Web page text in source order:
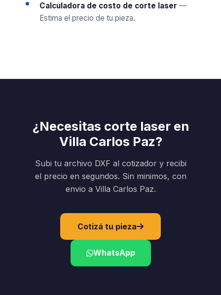
Calculadora de costo de corte laser —
Estima el precio de tu pieza.
¿Necesitas corte laser en
Villa Carlos Paz?
Subi tu archivo DXF al cotizador y recibi
el precio en segundos. Sin minimos, con
envio a Villa Carlos Paz.
Cotizá tu pieza
WhatsApp